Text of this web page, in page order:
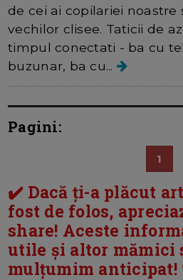
de cei ai copilariei noastre
vechilor clisee. Taticii de
timpul conectati - ba cu
buzunar, ba cu...
Pagini:
1
✔️ Dacă ți-a plăcut
fost de folos,
share! Aceste
utile și altor mămici
mulțumim anticipat!